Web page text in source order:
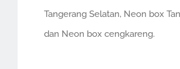
Tangerang Selatan, Neon box
dan Neon box cengkareng.